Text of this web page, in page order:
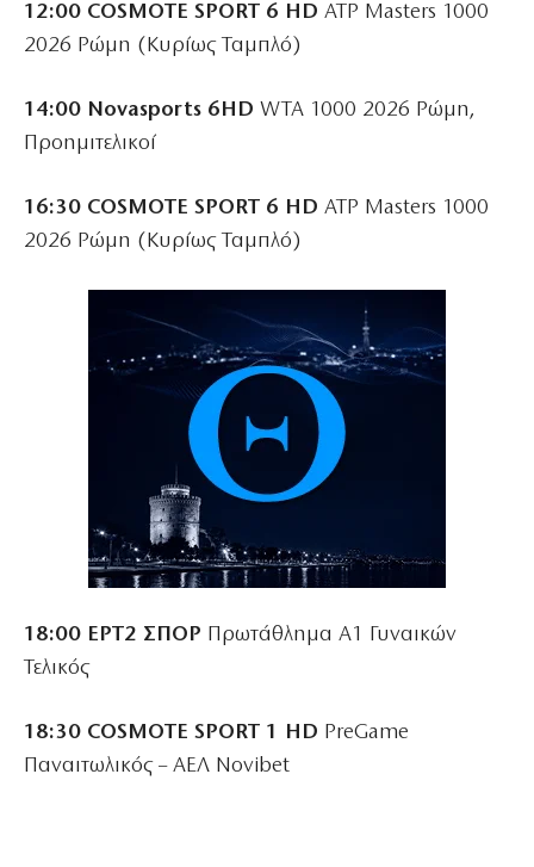
12:00 COSMOTE SPORT 6 HD ATP Masters 1000
2026 Ρώμη (Κυρίως Ταμπλό)
14:00 Novasports 6HD WTA 1000 2026 Ρώμη,
Προημιτελικοί
16:30 COSMOTE SPORT 6 HD ATP Masters 1000
2026 Ρώμη (Κυρίως Ταμπλό)
18:00 ΕΡΤ2 ΣΠΟΡ Πρωτάθλημα Α1 Γυναικών
Τελικός
18:30 COSMOTE SPORT 1 HD PreGame
Παναιτωλικός – ΑΕΛ Novibet